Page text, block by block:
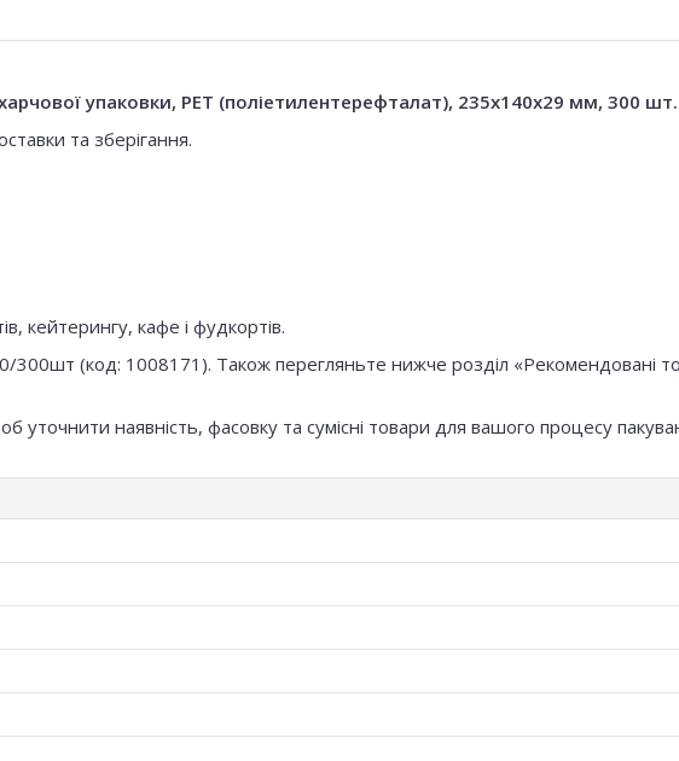
упаковки, PET (поліетилентерефталат), 235x140x29 мм, 300 шт.
та зберігання.
кейтерингу, кафе і фудкортів.
300шт (код: 1008171). Також перегляньте нижче розділ «Рекомендовані
наявність, фасовку та сумісні товари для вашого процесу